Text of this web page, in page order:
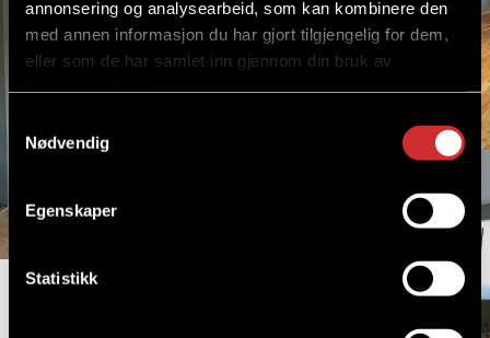
annonsering og analysearbeid, som kan kombinere den
med annen informasjon du har gjort tilgjengelig for dem,
eller som de har samlet inn gjennom din bruk av
Nødvendig
Egenskaper
Statistikk